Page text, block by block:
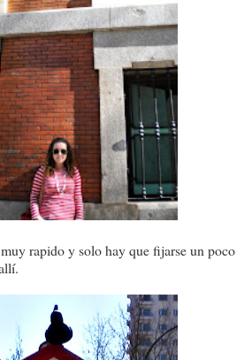
rapido y solo hay que fijarse un poco